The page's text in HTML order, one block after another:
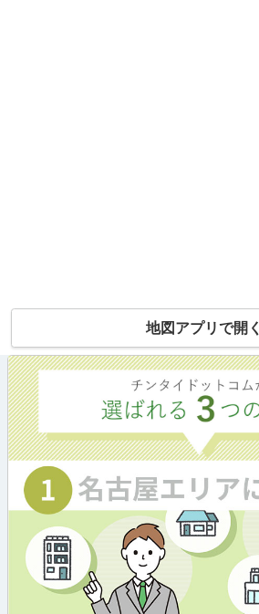
地図アプリで開く